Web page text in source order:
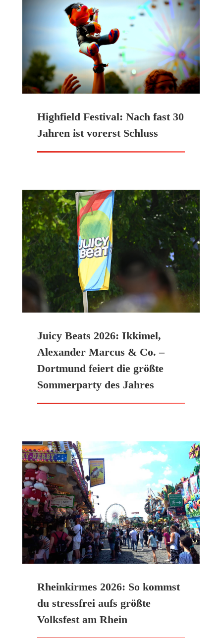
Highfield Festival: Nach fast 30
Jahren ist vorerst Schluss
Juicy Beats 2026: Ikkimel,
Alexander Marcus & Co. –
Dortmund feiert die größte
Sommerparty des Jahres
Rheinkirmes 2026: So kommst
du stressfrei aufs größte
Volksfest am Rhein